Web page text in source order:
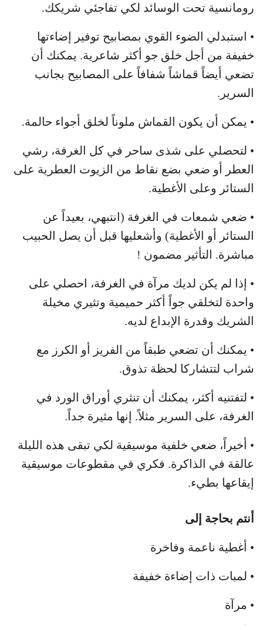
رومانسية تحت الوسائد لكي تفاجئي شريكك.
• استبدلي الضوء القوي بمصابيح توفير إضاءتها
خفيفة من أجل خلق جو أكثر شاعرية. يمكنك أن
تضعي أيضاً قماشاً شفافاً على المصابيح بجانب
السرير.
• يمكن أن يكون القماش ملوناً لخلق أجواء حالمة.
• لتحصلي على شذى ساحر في كل الغرفة، رشي
العطر أو ضعي بضع نقاط من الزيوت العطرية على
الستائر وعلى الأغطية.
• ضعي شمعات في الغرفة (انتبهي، بعيداً عن
الستائر أو الأغطية) وأشعليها قبل أن يصل الحبيب
مباشرة. التأثير مضمون !
• إذا لم يكن لديك مرآة في الغرفة، احصلي على
واحدة لتخلقي جواً أكثر حميمية وتثيري مخيلة
الشريك وقدرة الإبداع لديه.
• يمكنك أن تضعي طبقاً من الفريز أو الكرز مع
شراب لتتشاركا لحظة تذوق.
• لتفتنيه أكثر، يمكنك أن تنثري أوراق الورد في
الغرفة، على السرير مثلاً. إنها مثيرة جداً.
• أخيراً، ضعي خلفية موسيقية لكي تبقى هذه الليلة
عالقة في الذاكرة. فكري في مقطوعات موسيقية
إيقاعها بطيء.
أنتم بحاجة إلى
• أغطية ناعمة وفاخرة
• لمبات ذات إضاءة خفيفة
• مرآة